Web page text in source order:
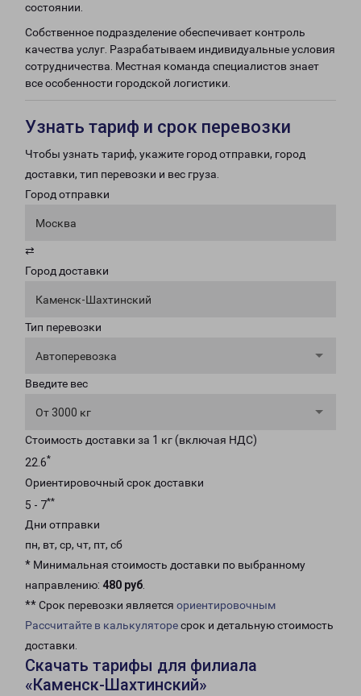
состоянии.
Собственное подразделение обеспечивает контроль
качества услуг. Разрабатываем индивидуальные условия
сотрудничества. Местная команда специалистов знает
все особенности городской логистики.
Узнать тариф и срок перевозки
Чтобы узнать тариф, укажите город отправки, город
доставки, тип перевозки и вес груза.
Город отправки
Москва
⇄
Город доставки
Каменск-Шахтинский
Тип перевозки
Автоперевозка
Введите вес
От 3000 кг
Стоимость доставки за 1 кг (включая НДС)
22.6*
Ориентировочный срок доставки
5 - 7**
Дни отправки
пн, вт, ср, чт, пт, сб
* Минимальная стоимость доставки по выбранному
направлению: 480 руб.
** Срок перевозки является ориентировочным
Рассчитайте в калькуляторесрок и детальную стоимость
доставки.
Скачать тарифы для филиала
«Каменск-Шахтинский»